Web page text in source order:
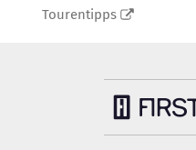
Tourentipps